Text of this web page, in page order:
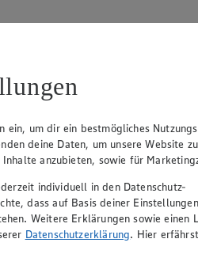
ein, um dir ein bestmögliches
deine Daten, um unsere Website zu
anzubieten, sowie für
individuell in den Datenschutz-
dass auf Basis deiner
Weitere Erklärungen sowie einen
Datenschutzerklärung. Hier